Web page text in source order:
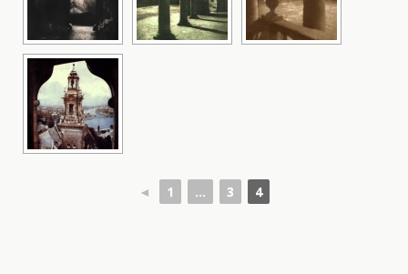
◄ 1 ... 3 4